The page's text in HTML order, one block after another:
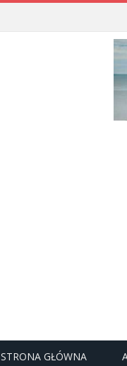
STRONA GŁÓWNA